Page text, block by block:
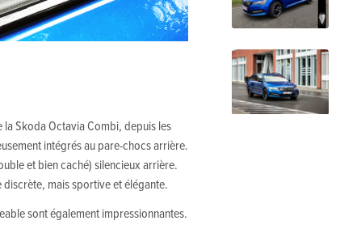
Skoda Octavia Combi, depuis les
intégrés au pare-chocs arrière.
et bien caché) silencieux arrière.
mais sportive et élégante.
sont également impressionnantes.